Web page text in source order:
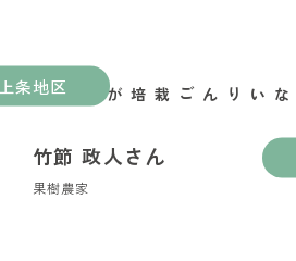
条地区
山ノ内町でしかできないりんご栽培がある
竹節 政人さん
果樹農家